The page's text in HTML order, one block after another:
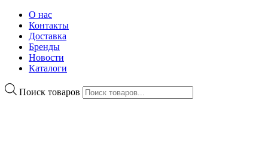
О нас
Контакты
Доставка
Бренды
Новости
Каталоги
Поиск товаров